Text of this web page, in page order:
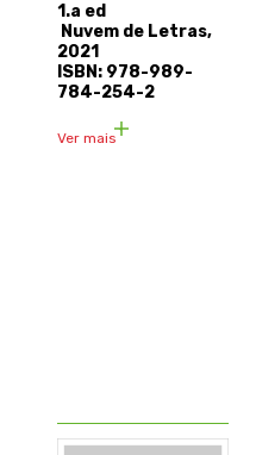
1.a ed
Nuvem de Letras,
2021
ISBN: 978-989-
784-254-2
Ver mais